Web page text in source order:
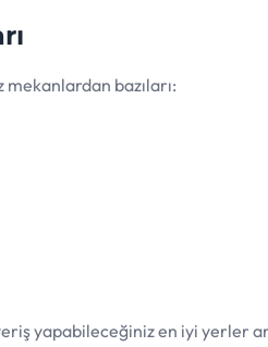
bazıları:
yapabileceğiniz en iyi yerler